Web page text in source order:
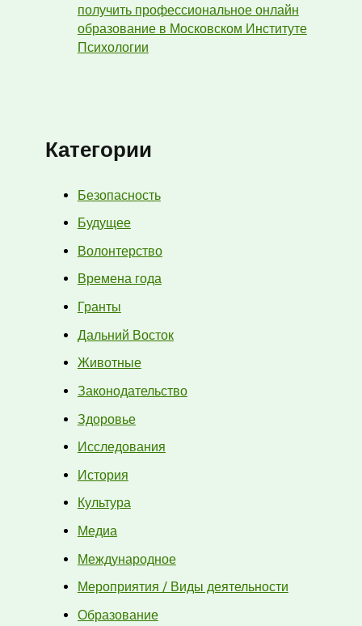
получить профессиональное онлайн
образование в Московском Институте
Психологии
Категории
Безопасность
Будущее
Волонтерство
Времена года
Гранты
Дальний Восток
Животные
Законодательство
Здоровье
Исследования
История
Культура
Медиа
Международное
Мероприятия / Виды деятельности
Образование